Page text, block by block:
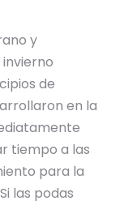
y
de
en la
tiempo a las
para la
las podas